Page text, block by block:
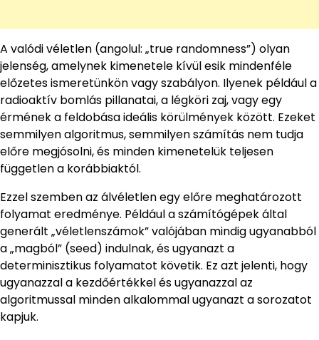
A valódi véletlen (angolul: „true randomness”) olyan
jelenség, amelynek kimenetele kívül esik mindenféle
előzetes ismeretünkön vagy szabályon. Ilyenek például a
radioaktív bomlás pillanatai, a légköri zaj, vagy egy
érmének a feldobása ideális körülmények között. Ezeket
semmilyen algoritmus, semmilyen számítás nem tudja
előre megjósolni, és minden kimenetelük teljesen
független a korábbiaktól.
Ezzel szemben az álvéletlen egy előre meghatározott
folyamat eredménye. Például a számítógépek által
generált „véletlenszámok” valójában mindig ugyanabból
a „magból” (seed) indulnak, és ugyanazt a
determinisztikus folyamatot követik. Ez azt jelenti, hogy
ugyanazzal a kezdőértékkel és ugyanazzal az
algoritmussal minden alkalommal ugyanazt a sorozatot
kapjuk.